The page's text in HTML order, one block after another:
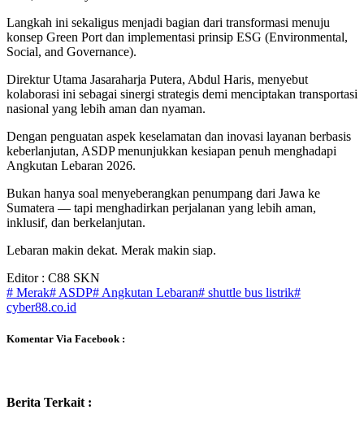
Langkah ini sekaligus menjadi bagian dari transformasi menuju
konsep Green Port dan implementasi prinsip ESG (Environmental,
Social, and Governance).
Direktur Utama Jasaraharja Putera, Abdul Haris, menyebut
kolaborasi ini sebagai sinergi strategis demi menciptakan transportasi
nasional yang lebih aman dan nyaman.
Dengan penguatan aspek keselamatan dan inovasi layanan berbasis
keberlanjutan, ASDP menunjukkan kesiapan penuh menghadapi
Angkutan Lebaran 2026.
Bukan hanya soal menyeberangkan penumpang dari Jawa ke
Sumatera — tapi menghadirkan perjalanan yang lebih aman,
inklusif, dan berkelanjutan.
Lebaran makin dekat. Merak makin siap.
Editor : C88 SKN
# Merak# ASDP# Angkutan Lebaran# shuttle bus listrik#
cyber88.co.id
Komentar Via Facebook :
Berita Terkait :